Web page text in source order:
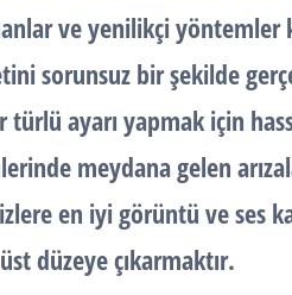
ve yenilikçi yöntemler
sorunsuz bir şekilde
ayarı yapmak için
meydana gelen
en iyi görüntü ve ses
düzeye çıkarmaktır.